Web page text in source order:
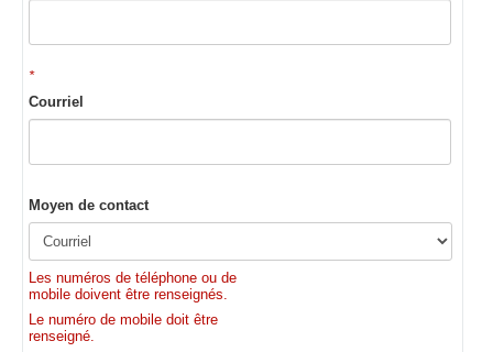
*
Courriel
Moyen de contact
Les numéros de téléphone ou de
mobile doivent être renseignés.
Le numéro de mobile doit être
renseigné.